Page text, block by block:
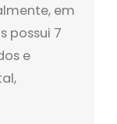
em
possui 7
e